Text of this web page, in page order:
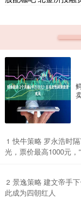
1 快牛策略 罗永浩时
光，票价最高1000元，
2 景逸策略 建文帝手
此成为四朝红人